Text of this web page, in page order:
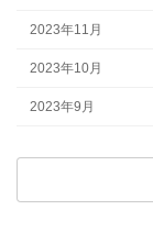
2023年11月
2023年10月
2023年9月